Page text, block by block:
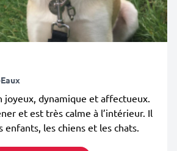
joyeux, dynamique et affectueux.
et est très calme à l’intérieur. Il
enfants, les chiens et les chats.